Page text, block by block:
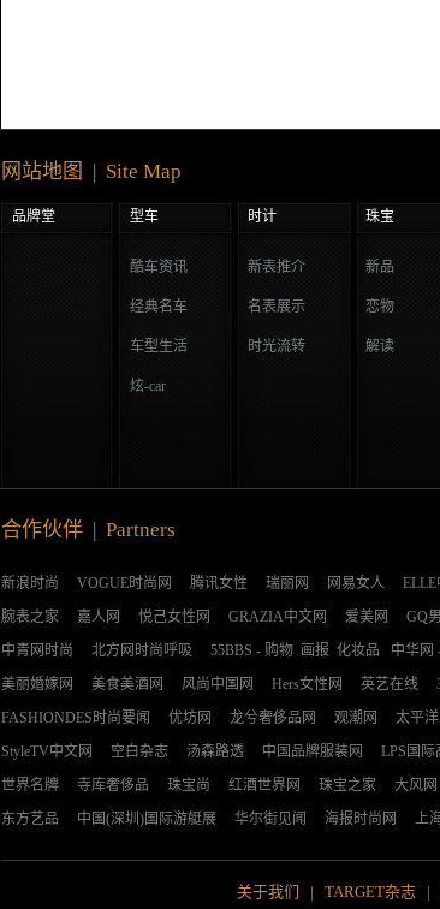
网站地图 | Site Map
品牌堂 型车 时计 珠宝
酷车资讯
经典名车
车型生活
炫-car
新表推介
名表展示
时光流转
新品
恋物
解读
合作伙伴 | Partners
新浪时尚 VOGUE时尚网 腾讯女性 瑞丽网 网易女人 ELLE
腕表之家
嘉人网 悦己女性网 GRAZIA中文网 爱美网 GQ
中青网时尚
北方网时尚呼吸 55BBS - 购物 画报 化妆品 中华网
美丽婚嫁网
美食美酒网 风尚中国网 Hers女性网 英艺在线
FASHIONDES时尚要闻
优坊网 龙兮奢侈品网 观潮网 太平
StyleTV中文网
空白杂志 汤森路透 中国品牌服装网 LPS国际
世界名牌
寺库奢侈品 珠宝尚 红酒世界网 珠宝之家 大风网
东方艺品
中国(深圳)国际游艇展 华尔街见闻 海报时尚网 上
关于我们 | TARGET杂志|